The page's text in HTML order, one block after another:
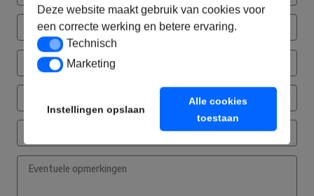
Deze website maakt gebruik van cookies voor
een correcte werking en betere ervaring.
TechnischTechnisch
MarketingMarketing
Instellingen opslaan
Alle cookies
toestaan